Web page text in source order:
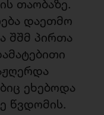
თაობაზე.
დაეთმო
შშმ პირთა
ეხებოდა
წვდომის.